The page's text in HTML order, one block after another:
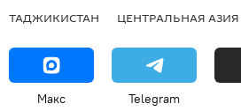
ТАДЖИКИСТАН ЦЕНТРАЛЬНАЯ АЗИЯ
Макс Telegram